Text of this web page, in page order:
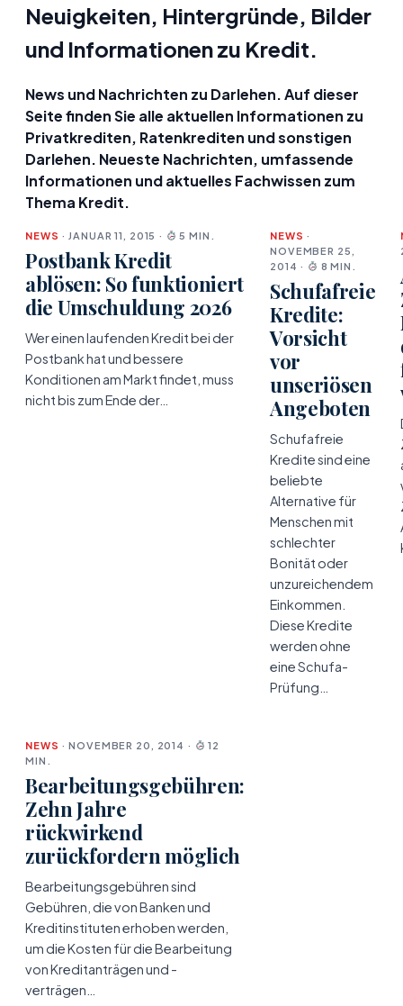
Neuigkeiten, Hintergründe, Bilder
und Informationen zu Kredit.
News und Nachrichten zu Darlehen. Auf dieser
Seite finden Sie alle aktuellen Informationen zu
Privatkrediten, Ratenkrediten und sonstigen
Darlehen. Neueste Nachrichten, umfassende
Informationen und aktuelles Fachwissen zum
Thema Kredit.
NEWS · JANUAR 11, 2015 · 5 MIN.
Postbank Kredit
ablösen: So funktioniert
die Umschuldung 2026
Wer einen laufenden Kredit bei der
Postbank hat und bessere
Konditionen am Markt findet, muss
nicht bis zum Ende der…
NEWS ·
NOVEMBER 25,
2014 ·
8 MIN.
Schufafreie
Kredite:
Vorsicht
vor
unseriösen
Angeboten
Schufafreie
Kredite sind eine
beliebte
Alternative für
Menschen mit
schlechter
Bonität oder
unzureichendem
Einkommen.
Diese Kredite
werden ohne
eine Schufa-
Prüfung…
NEWS · NOVEMBER 20, 2014 ·
12
MIN.
Bearbeitungsgebühren:
Zehn Jahre
rückwirkend
zurückfordern möglich
Bearbeitungsgebühren sind
Gebühren, die von Banken und
Kreditinstituten erhoben werden,
um die Kosten für die Bearbeitung
von Kreditanträgen und -
verträgen…